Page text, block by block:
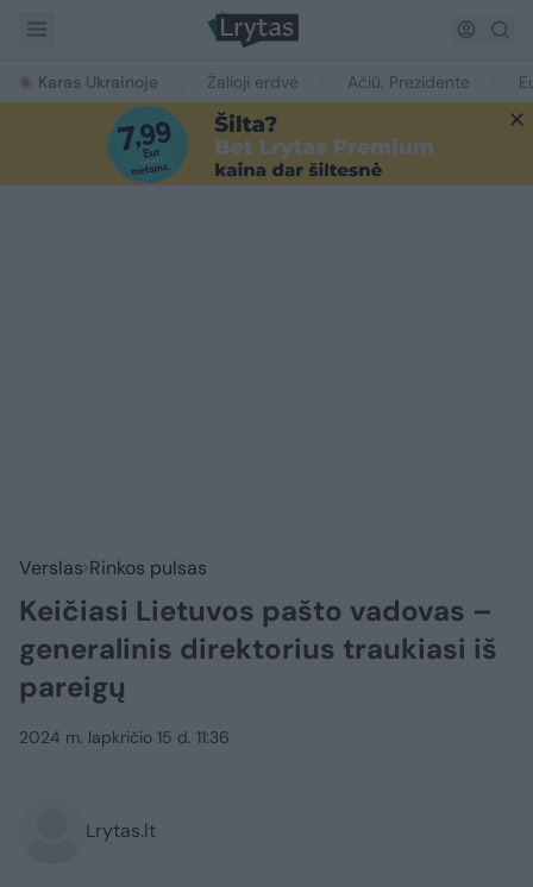
Karas Ukrainoje Žalioji erdvė Ačiū, Prezidente
Verslas Rinkos pulsas
Keičiasi Lietuvos pašto vadovas –
generalinis direktorius traukiasi iš
pareigų
2024 m. lapkričio 15 d. 11:36
Lrytas.lt